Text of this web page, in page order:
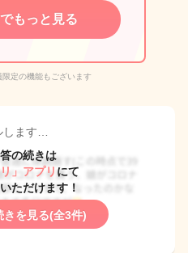
もっと見る
定の機能もございます
ます…
の続きは
」アプリ にて
ただけます！
きを見る(全3件)